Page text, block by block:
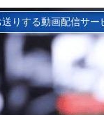
りする動画配信サー